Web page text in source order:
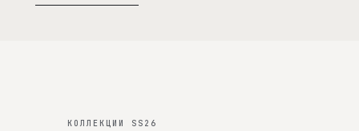
КОЛЛЕКЦИИ SS26